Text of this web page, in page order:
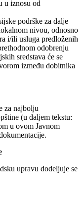
u iznosu od
podrške za dalje
nivou, odnosno
i/ili usluga predloženih
odobrenju
sredstava će se
između dobitnika
za najbolju
(u daljem tekstu:
u ovom Javnom
upravu dodeljuje se